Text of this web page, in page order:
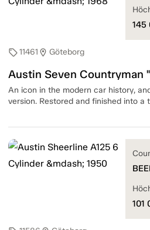
sell11461 location_on Göteborg
An icon in the modern car history,
version. Restored and finished into a
145
101